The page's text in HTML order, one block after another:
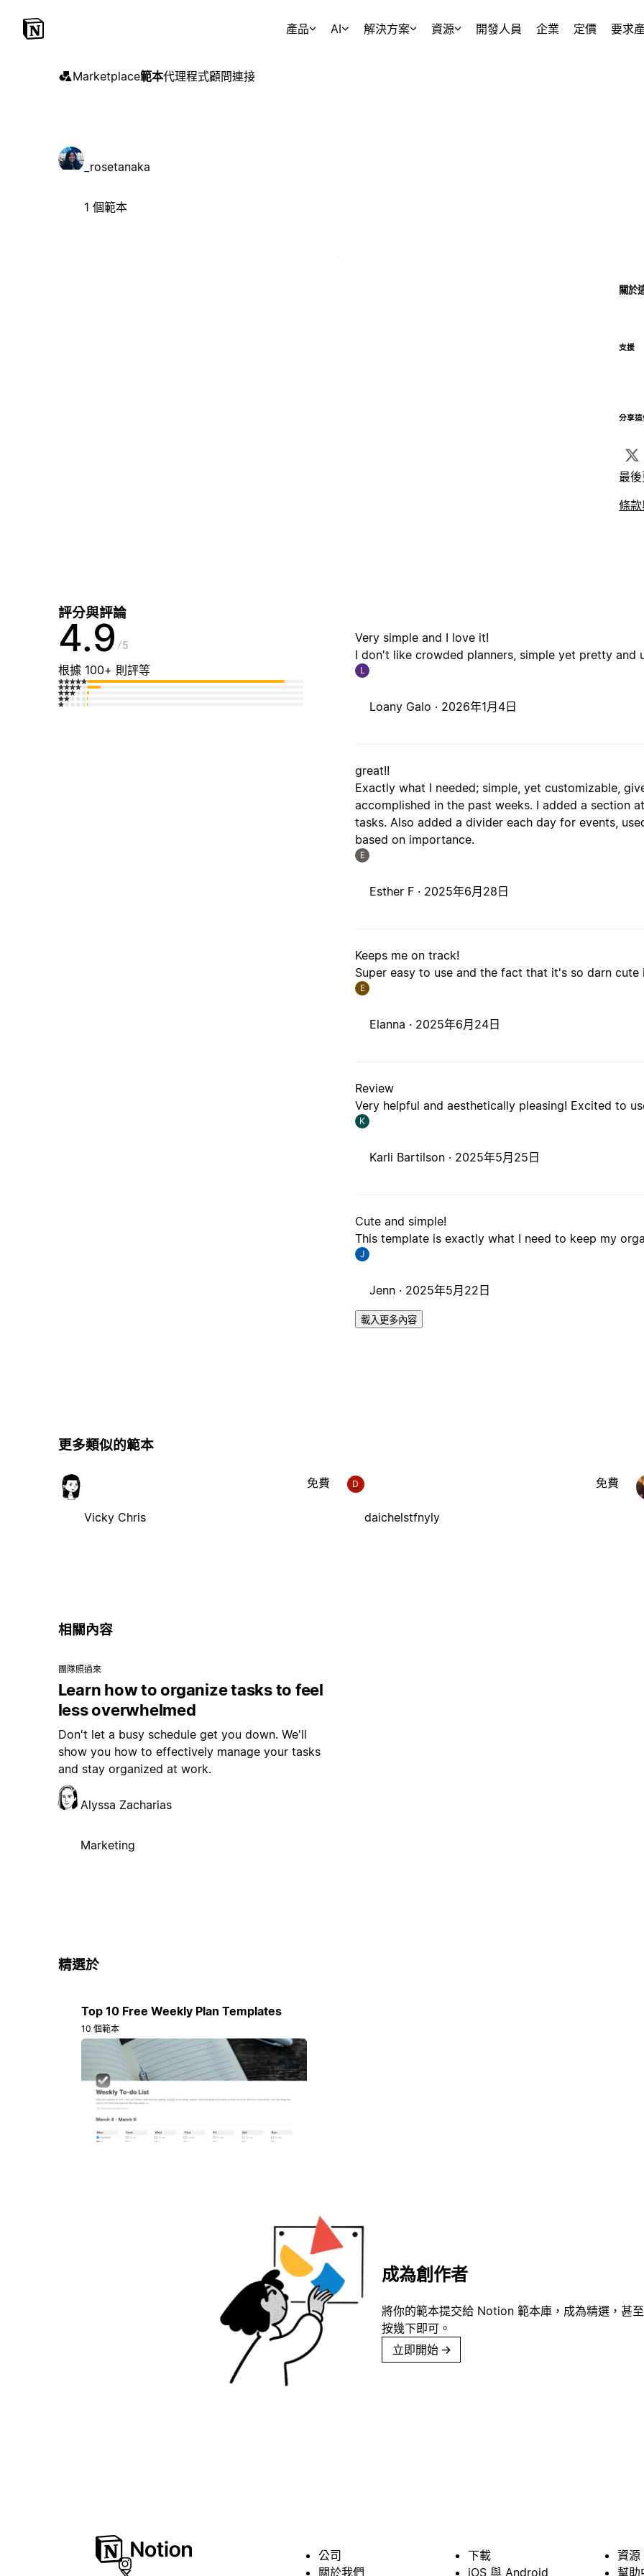
產品 AI 解決方案 資源 開發人員 企業 定價 要求
Marketplace範本代理程式顧問連接
_rosetanaka
1 個範本
關於
支援
分享
最
條款
評分與評論
4.9 5
根據 100+ 則評等
Very simple and I love it!
I don't like crowded planners, simple yet pretty and
L
Loany Galo · 2026年1月4日
great!!
Exactly what I needed; simple, yet customizable,
accomplished in the past weeks. I added a section
tasks. Also added a divider each day for events,
based on importance.
E
Esther F · 2025年6月28日
Keeps me on track!
Super easy to use and the fact that it's so darn cute
E
Elanna · 2025年6月24日
Review
Very helpful and aesthetically pleasing! Excited to
K
Karli Bartilson · 2025年5月25日
Cute and simple!
This template is exactly what I need to keep my
J
Jenn · 2025年5月22日
載入更多內容
更多類似的範本
Vicky Chris
免費 D
daichelstfnyly
免費
相關內容
團隊照過來
Learn how to organize tasks to feel
less overwhelmed
Don't let a busy schedule get you down. We'll
show you how to effectively manage your tasks
and stay organized at work.
Alyssa Zacharias
Marketing
精選於
Top 10 Free Weekly Plan Templates
10 個範本
成為創作者
將你的範本提交給 Notion 範本庫，成為精選，甚
按幾下即可。
立即開始 →
公司
關於我們
下載
iOS 與 Android
資源
幫助